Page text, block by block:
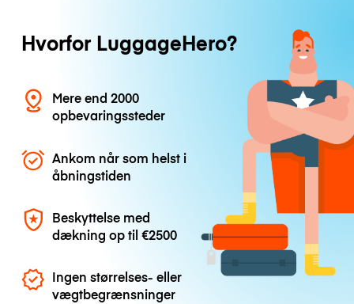
Hvorfor LuggageHero?
Mere end 2000
opbevaringssteder
Ankom når som helst i
åbningstiden
Beskyttelse med
dækning op til€2500
Ingen størrelses- eller
vægtbegrænsninger